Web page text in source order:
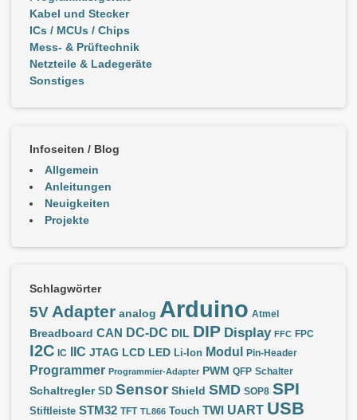
Kabel und Stecker
ICs / MCUs / Chips
Mess- & Prüftechnik
Netzteile & Ladegeräte
Sonstiges
Infoseiten / Blog
Allgemein
Anleitungen
Neuigkeiten
Projekte
Schlagwörter
5V Adapter analog Arduino Atmel
Breadboard CAN DC-DC DIL DIP Display FFC FPC
I2C IC IIC JTAG LCD LED Li-Ion Modul Pin-Header
Programmer Programmier-Adapter PWM QFP Schalter
Schaltregler SD Sensor Shield SMD SOP8 SPI
Stiftleiste STM32 TFT TL866 Touch TWI UART USB